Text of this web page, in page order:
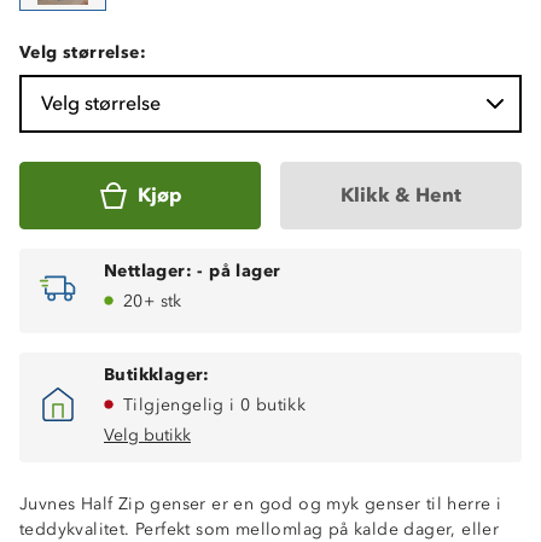
Velg størrelse:
Velg størrelse
Kjøp Klikk & Hent
Nettlager: - på lager
20+ stk
Butikklager:
Tilgjengelig i 0 butikk
Velg butikk
Juvnes Half Zip genser er en god og myk genser til herre i
teddykvalitet. Perfekt som mellomlag på kalde dager, eller